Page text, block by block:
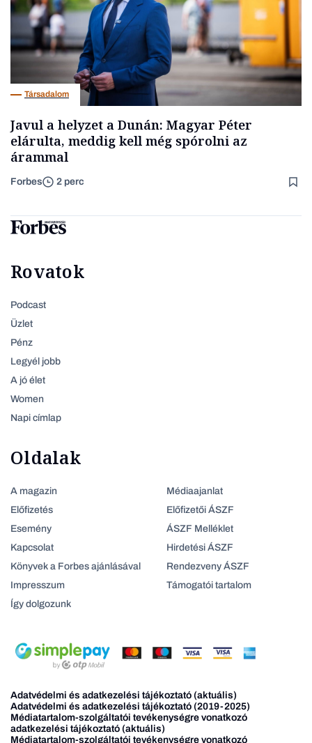
Társadalom
Javul a helyzet a Dunán: Magyar Péter
elárulta, meddig kell még spórolni az
árammal
Forbes 2 perc
Rovatok
Podcast
Üzlet
Pénz
Legyél jobb
A jó élet
Women
Napi címlap
Oldalak
A magazin
Előfizetés
Esemény
Kapcsolat
Könyvek a Forbes ajánlásával
Impresszum
Így dolgozunk
Médiaajanlat
Előfizetői ÁSZF
ÁSZF Melléklet
Hirdetési ÁSZF
Rendezveny ÁSZF
Támogatói tartalom
Adatvédelmi és adatkezelési tájékoztató (aktuális)
Adatvédelmi és adatkezelési tájékoztató (2019-2025)
Médiatartalom-szolgáltatói tevékenységre vonatkozó
adatkezelési tájékoztató (aktuális)
Médiatartalom-szolgáltatói tevékenységre vonatkozó